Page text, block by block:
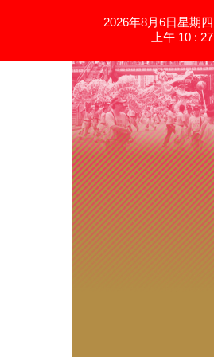
2026年8月6日星期四
上午 10 : 27